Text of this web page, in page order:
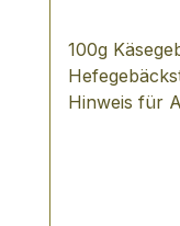
100g
Hinweis für